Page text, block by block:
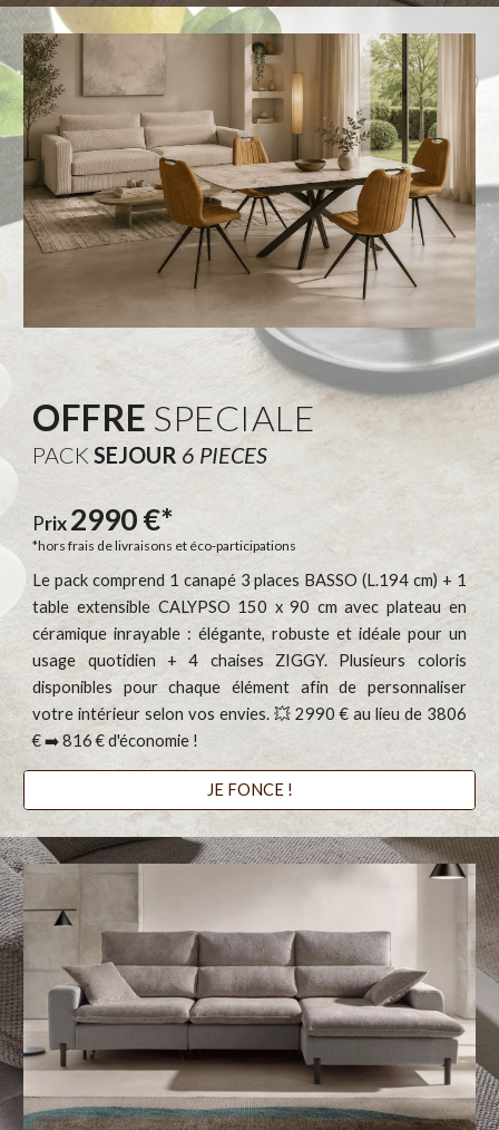
OFFRE SPECIALE
PACK SEJOUR 6 PIECES
Prix2990 €*
*hors frais de livraisons et éco-participations
Le pack comprend 1 canapé 3 places BASSO (L.194 cm) + 1
table extensible CALYPSO 150 x 90 cm avec plateau en
céramique inrayable : élégante, robuste et idéale pour un
usage quotidien + 4 chaises ZIGGY. Plusieurs coloris
disponibles pour chaque élément afin de personnaliser
votre intérieur selon vos envies. 💥 2990 € au lieu de 3806
€ ➡️ 816 € d'économie !
JE FONCE !